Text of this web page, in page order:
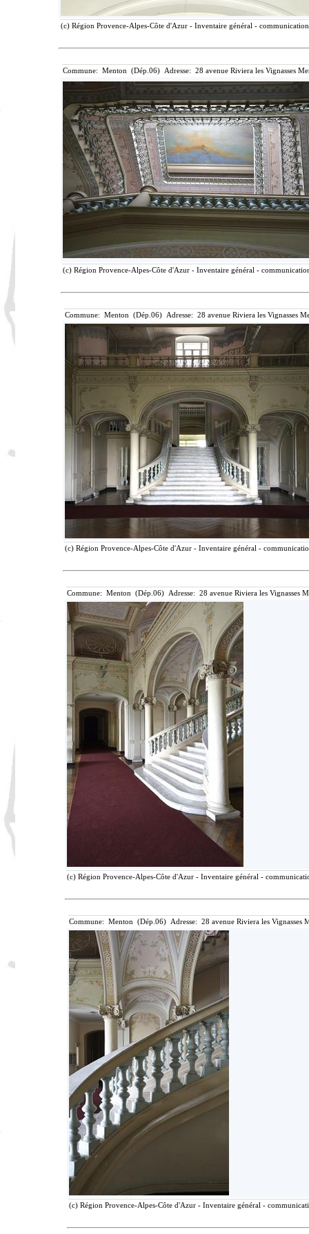
(c) Région Provence-Alpes-Côte d'Azur - Inventaire général -
Commune: Menton (Dép.06) Adresse: 28 avenue Riviera les Vignasses
(c) Région Provence-Alpes-Côte d'Azur - Inventaire général -
Commune: Menton (Dép.06) Adresse: 28 avenue Riviera les Vignasses
(c) Région Provence-Alpes-Côte d'Azur - Inventaire général -
Commune: Menton (Dép.06) Adresse: 28 avenue Riviera les Vignasses
(c) Région Provence-Alpes-Côte d'Azur - Inventaire général -
Commune: Menton (Dép.06) Adresse: 28 avenue Riviera les
(c) Région Provence-Alpes-Côte d'Azur - Inventaire général -